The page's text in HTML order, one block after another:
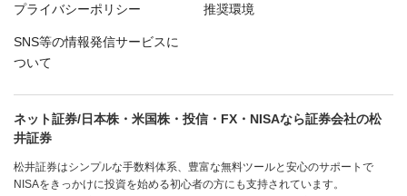
プライバシーポリシー 推奨環境
SNS等の情報発信サービスに
ついて
ネット証券/日本株・米国株・投信・FX・NISAなら証券会社の松
井証券
松井証券はシンプルな手数料体系、豊富な無料ツールと安心のサポートで
NISAをきっかけに投資を始める初心者の方にも支持されています。